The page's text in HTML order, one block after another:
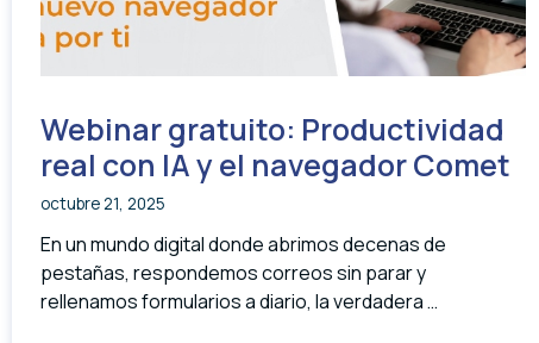
Webinar gratuito: Productividad
real con IA y el navegador Comet
octubre 21, 2025
En un mundo digital donde abrimos decenas de
pestañas, respondemos correos sin parar y
rellenamos formularios a diario, la verdadera …